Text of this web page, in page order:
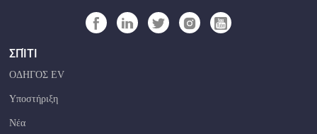
ΣΠΊΤΙ
ΟΔΗΓΟΣ EV
Υποστήριξη
Νέα